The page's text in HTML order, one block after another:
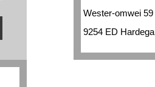
Wester-omwei 59
9254 ED